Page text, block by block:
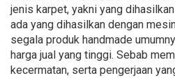
jenis karpet, yakni yang
ada yang dihasilkan dengan
segala produk handmade
harga jual yang tinggi. Sebab
kecermatan, serta pengerjaan